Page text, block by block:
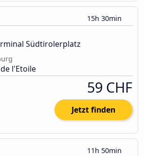
15h 30min
Südtirolerplatz
l'Etoile
59 CHF
Jetzt finden
11h 50min